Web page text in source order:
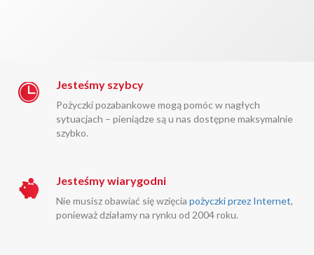
Jesteśmy szybcy
Pożyczki pozabankowe mogą pomóc w nagłych
sytuacjach – pieniądze są u nas dostępne maksymalnie
szybko.
Jesteśmy wiarygodni
Nie musisz obawiać się wzięcia pożyczki przez Internet,
ponieważ działamy na rynku od 2004 roku.